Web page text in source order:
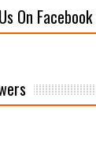
On Facebook